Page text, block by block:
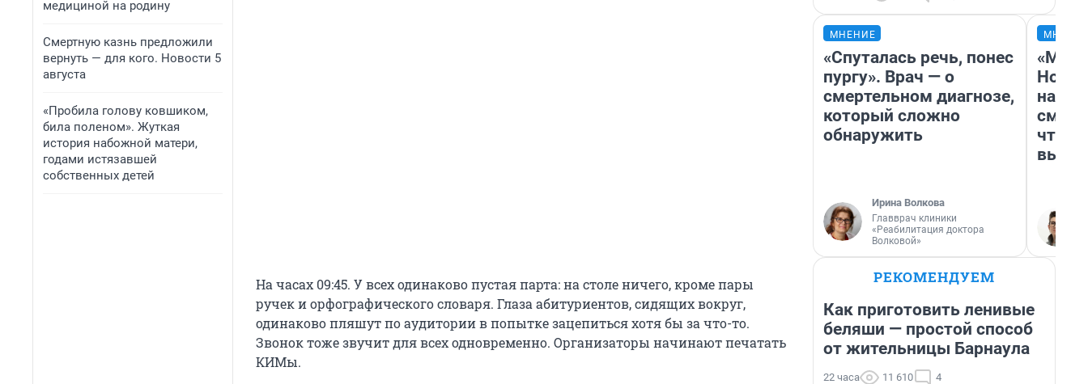
медициной на родину
Смертную казнь предложили
вернуть — для кого. Новости 5
августа
«Пробила голову ковшиком,
била поленом». Жуткая
история набожной матери,
годами истязавшей
собственных детей
На часах 09:45. У всех одинаково пустая парта: на столе ничего, кроме пары
ручек и орфографического словаря. Глаза абитуриентов, сидящих вокруг,
одинаково пляшут по аудитории в попытке зацепиться хотя бы за что-то.
Звонок тоже звучит для всех одновременно. Организаторы начинают печатать
КИМы.
МНЕНИЕ
«Спуталась речь, понес
пургу». Врач — о
смертельном диагнозе,
который сложно
обнаружить
Ирина Волкова
Главврач клиники
«Реабилитация доктора
Волковой»
«Мы
РЕКОМЕНДУЕМ
Как приготовить ленивые
беляши — простой способ
от жительницы Барнаула
22 часа 11 610 4